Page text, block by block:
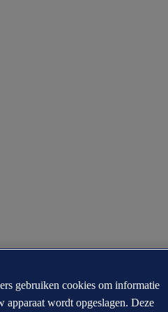
gebruiken cookies om informatie
apparaat wordt opgeslagen. Deze